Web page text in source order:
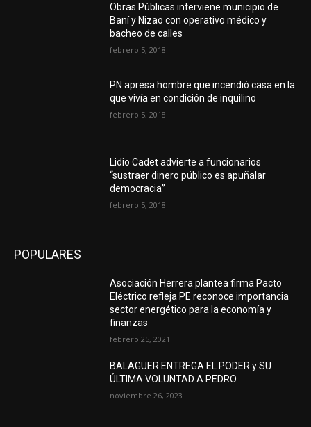
Obras Públicas interviene municipio de
Baní y Nizao con operativo médico y
bacheo de calles
febrero 5, 2018
PN apresa hombre que incendió casa en la
que vivía en condición de inquilino
febrero 5, 2018
Lidio Cadet advierte a funcionarios
“sustraer dinero público es apuñalar
democracia”
febrero 5, 2018
POPULARES
Asociación Herrera plantea firma Pacto
Eléctrico refleja PE reconoce importancia
sector energético para la economía y
finanzas
febrero 25, 2021
BALAGUER ENTREGA EL PODER y SU
ÚLTIMA VOLUNTAD A PEDRO
noviembre 26, 2023